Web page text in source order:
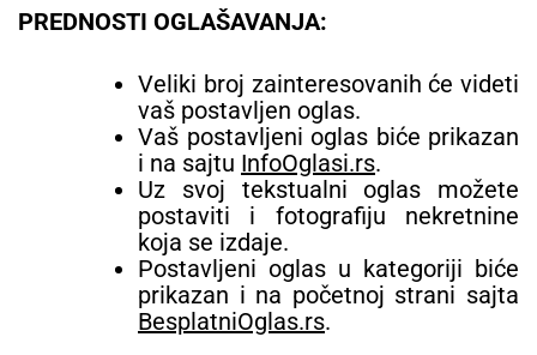
PREDNOSTI OGLAŠAVANJA:
Veliki broj zainteresovanih će videti
vaš postavljen oglas.
Vaš postavljeni oglas biće prikazan
i na sajtu InfoOglasi.rs.
Uz svoj tekstualni oglas možete
postaviti i fotografiju nekretnine
koja se izdaje.
Postavljeni oglas u kategoriji biće
prikazan i na početnoj strani sajta
BesplatniOglas.rs.